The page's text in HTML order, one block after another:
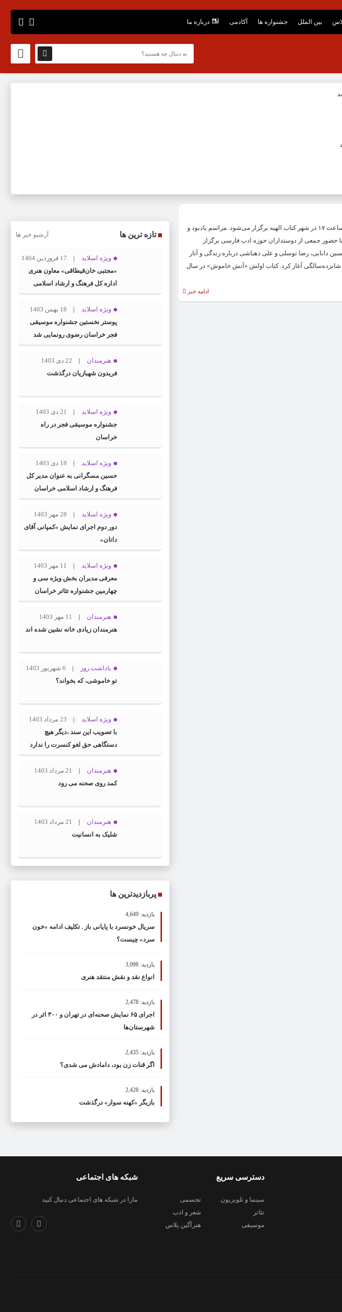
بین الملل جشنواره ها آکادمی درباره ما
مراسم یادبود سیمین دانشور، نویسنده فقید معاصر، امروز چهارشنبه، ۱۷ اسفند، ساعت ۱۷ در شهر کتاب الهیه برگزار می‌شود. مراسم یادبود و
۱۷ اسفند، ساعت ۱۷ در شهر کتاب الهیه با حضور جمعی از دوستداران حوزه ادب فارسی برگزار
دانایی، رضا توسلی و علی دهباشی درباره زندگی و آثار
(متولد ۱۳۰۰ شیراز) نویسندگی را از شانزده‌سالگی آغاز کرد. کتاب اولش «آتش خاموش» در سال
ادامه خبر
تازه ترین ها آرشیو خبر ها
ویژه اسلاید
17 فروردین 1404
«مجتبی خان‌قیطاقی» معاون هنری
اداره کل فرهنگ و ارشاد اسلامی
خراسان رضوی شد
ویژه اسلاید
18 بهمن 1403
پوستر نخستین جشنواره موسیقی
فجر خراسان رضوی رونمایی شد
هنرمندان
22 دی 1403
فریدون شهبازیان درگذشت
ویژه اسلاید
21 دی 1403
جشنواره موسیقی فجر در راه
خراسان
ویژه اسلاید
18 دی 1403
حسین مسگرانی به عنوان مدیر کل
فرهنگ و ارشاد اسلامی خراسان
رضوی معرفی شد
ویژه اسلاید
28 مهر 1403
دور دوم اجرای نمایش «کمپانی آقای
داتان»
ویژه اسلاید
11 مهر 1403
معرفی مدیران بخش ویژه سی و
چهارمین جشنواره تئاتر خراسان
رضوی
هنرمندان
11 مهر 1403
هنرمندان زیادی خانه نشین شده اند
یاداشت روز
6 شهریور 1403
تو خاموشی، که بخواند؟
ویژه اسلاید
23 مرداد 1403
با تصویب این سند ،دیگر هیچ
دستگاهی حق لغو کنسرت را ندارد
هنرمندان
21 مرداد 1403
کمد روی صحنه می رود
هنرمندان
21 مرداد 1403
شلیک به انسانیت
پربازدیدترین ها
بازدید: 4,649
سریال خونسرد با پایانی باز . تکلیف ادامه «خون
سرد» چیست؟
بازدید: 3,098
انواع نقد و نقش منتقد هنری
بازدید: 2,478
اجرای ۶۵ نمایش صحنه‌ای در تهران و ۳۰۰ اثر در
شهرستان‌ها
بازدید: 2,435
اگر قنات زن بود، دامادش می شدی؟
بازدید: 2,428
بازیگر «کهنه سوار» درگذشت
شبکه های اجتماعی
مارا در شبکه های اجتماعی دنبال کنید
دسترسی سریع
سینما و تلویزیون
تجسمی
تئاتر
شعر و ادب
موسیقی
هنرآگین پلاس